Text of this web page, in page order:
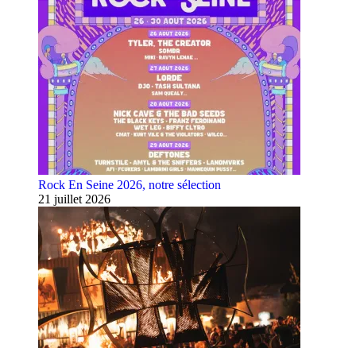
Rock En Seine 2026, notre sélection
21 juillet 2026